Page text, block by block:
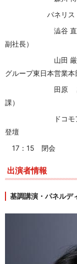
パネリス
澁谷
副社長）
山田
グループ東日本営業本
田原
課）
ドコ
登壇
17：15 閉会
出演者情報
基調講演・パネルデ